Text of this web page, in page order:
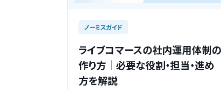
ノーミスガイド
ライブコマースの社内運用体制の
作り方｜必要な役割・担当・進め
方を解説